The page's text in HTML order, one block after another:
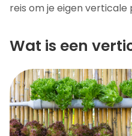
reis om je eigen
Wat is een